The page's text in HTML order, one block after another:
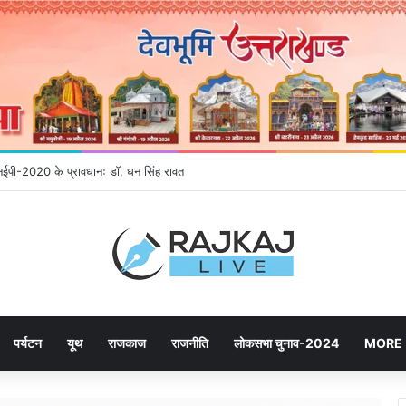
2020 के प्रावधानः डाॅ. धन सिंह रावत
पर्यटन यूथ राजकाज राजनीति लोकसभा चुनाव-2024 MORE